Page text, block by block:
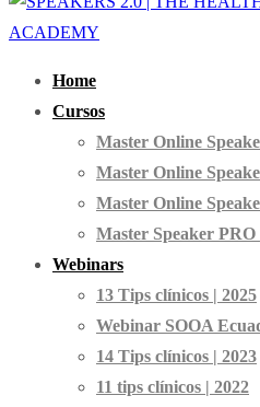
Home
Cursos
Master Online
Master Online
Master Online
Master Speaker PRO
Webinars
13 Tips clínicos | 2025
Webinar SOOA
14 Tips clínicos | 2023
11 tips clínicos | 2022